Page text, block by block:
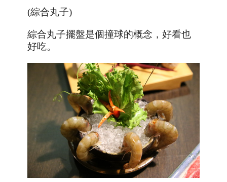
(綜合丸子)
綜合丸子擺盤是個撞球的概念，好看也
好吃。